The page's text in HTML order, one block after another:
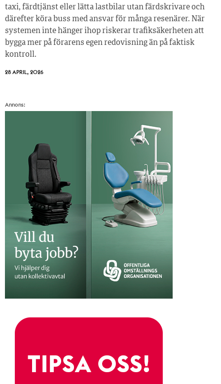
taxi, färdtjänst eller lätta lastbilar utan färdskrivare och
därefter köra buss med ansvar för många resenärer. När
systemen inte hänger ihop riskerar trafiksäkerheten att
bygga mer på förarens egen redovisning än på faktisk
kontroll.
28 APRIL, 2026
Annons: